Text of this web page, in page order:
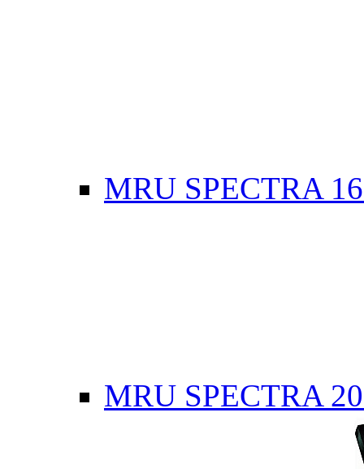
MRU SPECTRA
MRU SPECTRA